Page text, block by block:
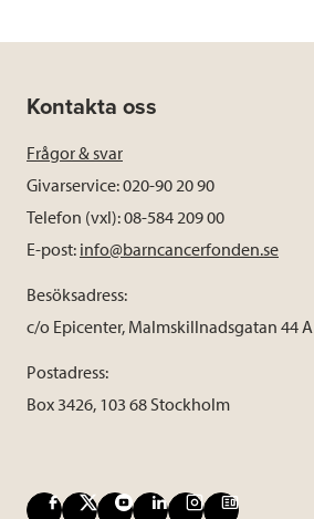
Kontakta oss
Frågor & svar
Givarservice: 020-90 20 90
Telefon (vxl): 08-584 209 00
E-post: info@barncancerfonden.se
Besöksadress:
c/o Epicenter, Malmskillnadsgatan 44 A
Postadress:
Box 3426, 103 68 Stockholm
F X Y L I B